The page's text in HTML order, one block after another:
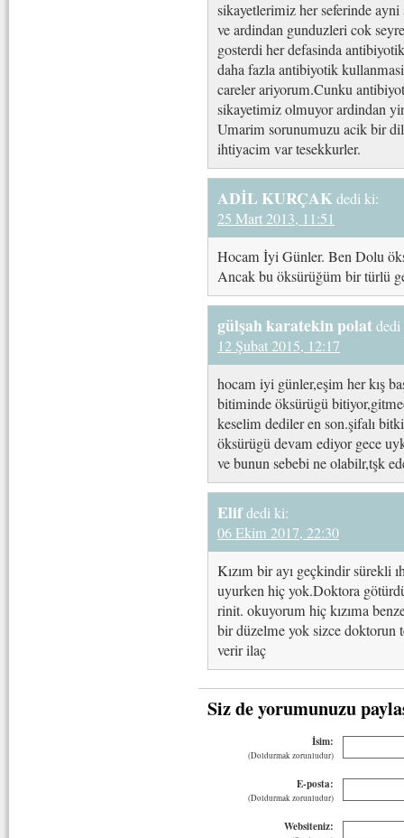
sikayetlerimiz her seferinde
ve ardindan gunduzleri cok
gosterdi her defasinda
daha fazla antibiyotik
careler ariyorum.Cunku
sikayetimiz olmuyor ardindan
Umarim sorunumuzu acik bir
ihtiyacim var tesekkurler.
ADİL KURÇAKdedi ki:
25 Mart 2013, 11:51
Hocam İyi Günler. Ben Dolu
Ancak bu öksürüğüm bir türlü
gülşah karatekin polat
12 Şubat 2015, 12:17
hocam iyi günler,eşim her kış
bitiminde öksürügü
keselim dediler en son.şifalı
öksürügü devam ediyor gece
ve bunun sebebi ne olabilr,tşk
Elifdedi ki:
06 Ekim 2017, 22:30
Kızım bir ayı geçkindir sürekli
uyurken hiç yok.Doktora
rinit. okuyorum hiç kızıma
bir düzelme yok sizce doktorun
verir ilaç
Siz de yorumunuzu
İsim:
(Doldurmak zorunludur)
E-posta:
(Doldurmak zorunludur)
Websiteniz: